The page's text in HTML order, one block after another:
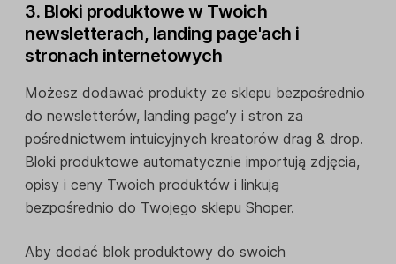
3. Bloki produktowe w Twoich
newsletterach, landing page'ach i
stronach internetowych
Możesz dodawać produkty ze sklepu bezpośrednio
do newsletterów, landing page’y i stron za
pośrednictwem intuicyjnych kreatorów drag & drop.
Bloki produktowe automatycznie importują zdjęcia,
opisy i ceny Twoich produktów i linkują
bezpośrednio do Twojego sklepu Shoper.
Aby dodać blok produktowy do swoich